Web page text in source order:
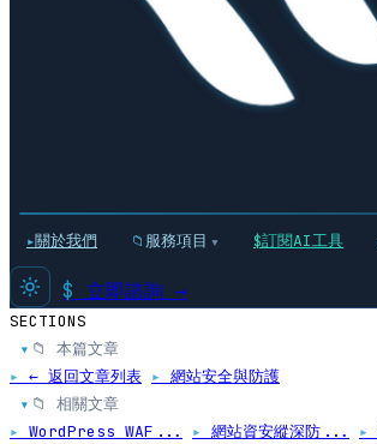
▸關於我們 📁 服務項目 ▾ $訂閱AI工具
$ 立即諮詢 →
SECTIONS
▸📁 本篇文章
▸ ← 返回文章列表 ▸ 網站安全與防護
▸📁 相關文章
▸ WordPress WAF... ▸ 網站資安縱深防... ▸